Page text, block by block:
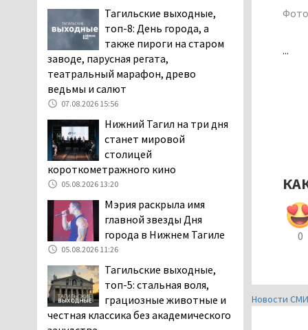
...
0
Новости
обвинения родителей, которые
заявили, что их дочь в палате
покусала бельевая вошь
06.08.2026 13:02
В Нижнем Тагиле на три
дня запретят
06.08.2026 11:41
«Я уверен, это бельевая
вошь». Родители 10-
летней девочки
паразитов, которые искусали их
ребёнка в детской больнице
Нижнего Тагила
05.08.2026 17:59
Директора уральского
предприятия по
производству дронов
«Упырь» подорвали в автомобиле
Тагильские выходные,
топ-8: День города, а
также пироги на старом
заводе, парусная регата,
театральный марафон, древо
ведьмы и салют
07.08.2026 15:56
Нижний Тагил на три дня
станет мировой
столицей
короткометражного кино
05.08.2026 13:20
Мэрия раскрыла имя
главной звезды Дня
города в Нижнем Тагиле
05.08.2026 11:26
Тагильские выходные,
топ-5: стальная воля,
грациозные животные и
честная классика без академического